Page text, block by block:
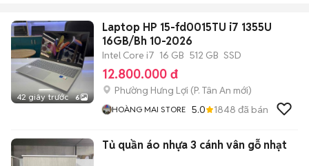
42 giây trước 6
Laptop HP 15-fd0015TU i7 1355U
16GB/Bh 10-2026
Intel Core i7 16 GB 512 GB SSD
12.800.000 đ
Phường Hưng Lợi (P. Tân An mới)
HOÀNG MAI STORE 5.0 1848 đã bán
Tủ quần áo nhựa 3 cánh vân gỗ nhạt